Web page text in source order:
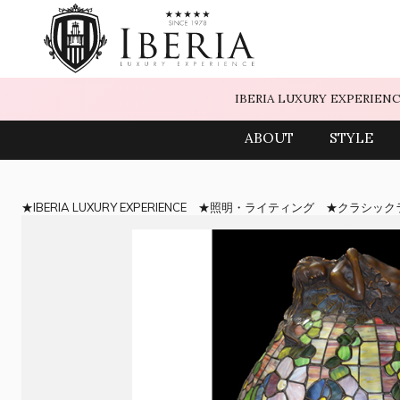
IBERIA LUXURY
ABOUT STYLE
IBERIA LUXURY EXPERIENCE 照明・ライティング クラシック